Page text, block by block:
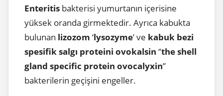
Enteritis bakterisi yumurtanın içerisine
yüksek oranda girmektedir. Ayrıca kabukta
bulunan lizozom ‘lysozyme’ ve kabuk bezi
spesifik salgı proteini ovokalsin ‘’the shell
gland specific protein ovocalyxin”
bakterilerin geçişini engeller.